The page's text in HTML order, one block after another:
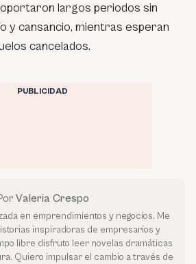
largos periodos sin
y cansancio, mientras esperan
cancelados.
PUBLICIDAD
Valeria Crespo
en emprendimientos y negocios. Me
inspiradoras de empresarios y
libre disfruto leer novelas dramáticas
Quiero impulsar el cambio a través de